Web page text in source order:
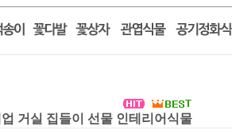
거실 집들이 선물 인테리어식물